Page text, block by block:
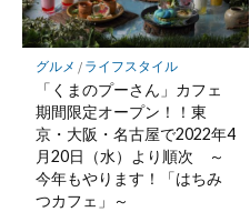
グルメ / ライフスタイル
「くまのプーさん」カフェ
期間限定オープン！！東
京・大阪・名古屋で2022年4
月20日（水）より順次 ～
今年もやります！「はちみ
つカフェ」～